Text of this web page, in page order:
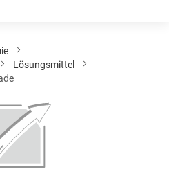
Lösungsmittel